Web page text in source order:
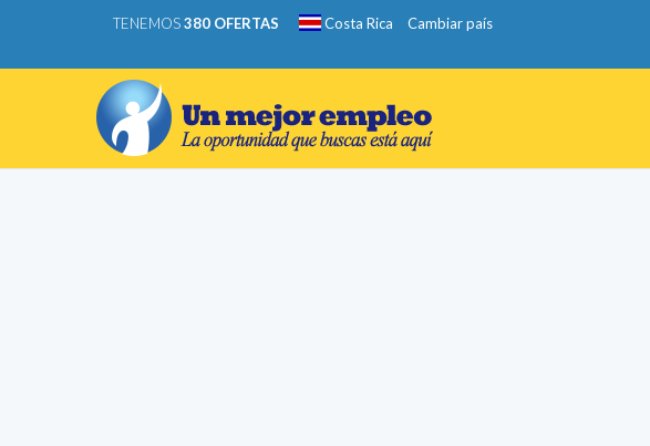
TENEMOS380 OFERTAS Costa Rica Cambiar país